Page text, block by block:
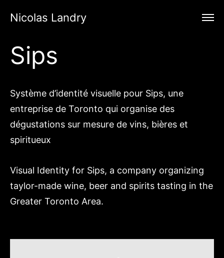
Nicolas Landry
Sips
Système d’identité visuelle pour Sips, une
entreprise de Toronto qui organise des
dégustations sur mesure de vins, bières et
spiritueux
Visual Identity for Sips, a company organizing
taylor-made wine, beer and spirits tasting in the
Greater Toronto Area.